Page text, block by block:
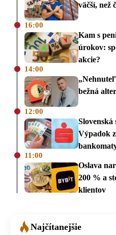
väčší, než
16:00
Kam s
úrokov:
akcie?
14:00
bežná
12:00
Výpadok
11:00
Oslava
200 % a
klientov
Najčítanejšie